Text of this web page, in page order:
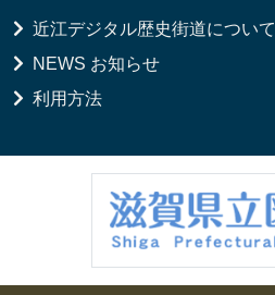
近江デジタル歴史街道について
NEWS お知らせ
利用方法